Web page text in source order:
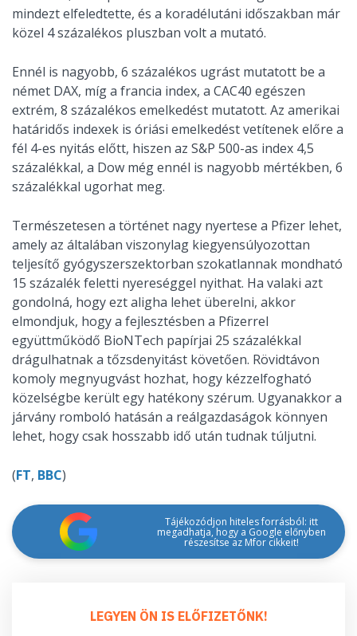
mindezt elfeledtette, és a koradélutáni időszakban már
közel 4 százalékos pluszban volt a mutató.
Ennél is nagyobb, 6 százalékos ugrást mutatott be a
német DAX, míg a francia index, a CAC40 egészen
extrém, 8 százalékos emelkedést mutatott. Az amerikai
határidős indexek is óriási emelkedést vetítenek előre a
fél 4-es nyitás előtt, hiszen az S&P 500-as index 4,5
százalékkal, a Dow még ennél is nagyobb mértékben, 6
százalékkal ugorhat meg.
Természetesen a történet nagy nyertese a Pfizer lehet,
amely az általában viszonylag kiegyensúlyozottan
teljesítő gyógyszerszektorban szokatlannak mondható
15 százalék feletti nyereséggel nyithat. Ha valaki azt
gondolná, hogy ezt aligha lehet überelni, akkor
elmondjuk, hogy a fejlesztésben a Pfizerrel
együttműködő BioNTech papírjai 25 százalékkal
drágulhatnak a tőzsdenyitást követően. Rövidtávon
komoly megnyugvást hozhat, hogy kézzelfogható
közelségbe került egy hatékony szérum. Ugyanakkor a
járvány romboló hatásán a reálgazdaságok könnyen
lehet, hogy csak hosszabb idő után tudnak túljutni.
(FT, BBC)
Tájékozódjon hiteles forrásból: itt
megadhatja, hogy a Google előnyben
részesítse az Mfor cikkeit!
LEGYEN ÖN IS ELŐFIZETŐNK!